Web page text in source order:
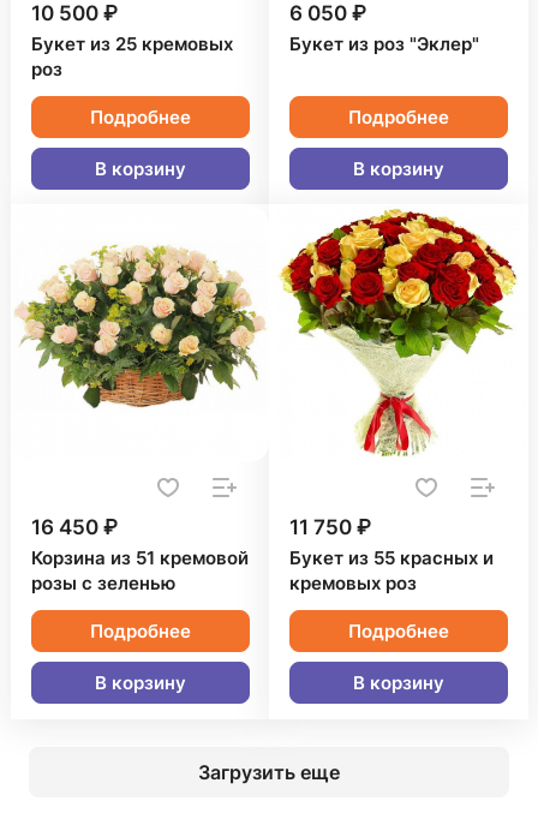
10 500 ₽
Букет из 25 кремовых
роз
Подробнее
В корзину
6 050 ₽
Букет из роз "Эклер"
Подробнее
В корзину
16 450 ₽
Корзина из 51 кремовой
розы с зеленью
Подробнее
В корзину
11 750 ₽
Букет из 55 красных и
кремовых роз
Подробнее
В корзину
Загрузить еще